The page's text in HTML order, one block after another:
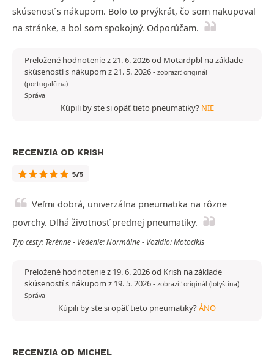
skúsenosť s nákupom. Bolo to prvýkrát, čo som nakupoval
na stránke, a bol som spokojný. Odporúčam.
Preložené hodnotenie z 21. 6. 2026 od Motardpbl na základe
skúseností s nákupom z 21. 5. 2026- zobraziť originál
(portugalčina)
Správa
Kúpili by ste si opäť tieto pneumatiky? NIE
RECENZIA OD KRISH
5/5
Veľmi dobrá, univerzálna pneumatika na rôzne
povrchy. Dlhá životnosť prednej pneumatiky.
Typ cesty: Terénne - Vedenie: Normálne - Vozidlo: Motocikls
Preložené hodnotenie z 19. 6. 2026 od Krish na základe
skúseností s nákupom z 19. 5. 2026- zobraziť originál (lotyština)
Správa
Kúpili by ste si opäť tieto pneumatiky?ÁNO
RECENZIA OD MICHEL